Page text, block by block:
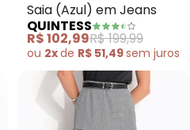
Saia (Azul) em Jeans
QUINTESS
R$ 102,99R$ 199,99
ou 2xde R$ 51,49sem juros